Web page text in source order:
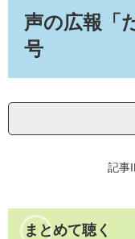
へ
声の広報「
号
記事
まとめて聴く